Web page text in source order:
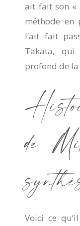
ait fait son «
méthode en
l’ait fait
Takata,
profond de
de
Voici ce